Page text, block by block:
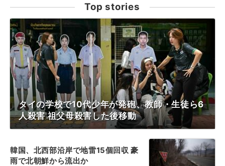
Top stories
タイの学校で10代少年が発砲、教師・生徒ら6
人殺害 祖父母殺害した後移動
韓国、北西部沿岸で地雷15個回収 豪
雨で北朝鮮から流出か